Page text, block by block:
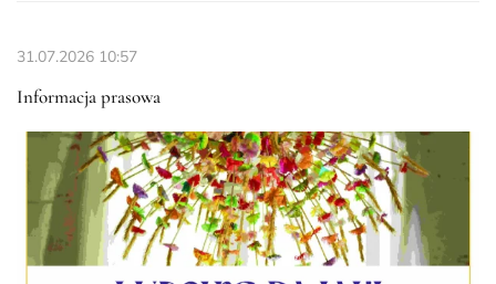
31.07.2026 10:57
Informacja prasowa